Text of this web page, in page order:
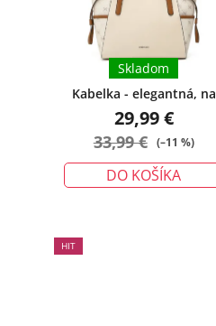
v
hviezdičiek.
Kabelka - elegantná, na
rameno s monogramom,
béžová
Skladom
29,99 €
33,99 € (–11 %)
DO KOŠÍKA
HIT